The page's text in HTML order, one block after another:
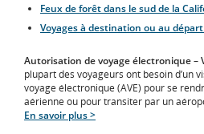
Feux de forêt dans le sud de la
Voyages à destination ou au
Autorisation de voyage électronique –
plupart des voyageurs ont besoin d’un
voyage électronique (AVE) pour se
aérienne ou pour transiter par un
En savoir plus >